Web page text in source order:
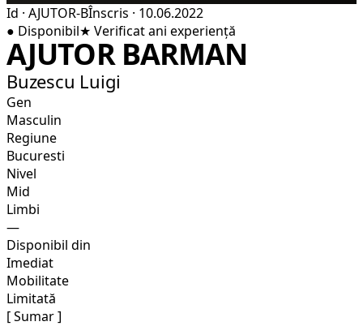
Id · AJUTOR-BÎnscris · 10.06.2022
● Disponibil★ Verificatani experiență
AJUTOR BARMAN
Buzescu Luigi
Gen
Masculin
Regiune
Bucuresti
Nivel
Mid
Limbi
—
Disponibil din
Imediat
Mobilitate
Limitată
[ Sumar ]